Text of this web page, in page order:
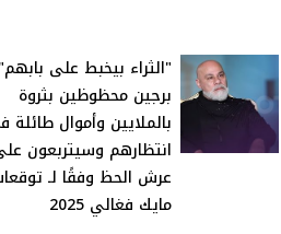
"الثراء بيخبط على
برجين محظوظين بثروة
بالملايين وأموال طائلة
انتظارهم وسيتربعون
عرش الحظ وفقًا لـ
مايك فغالي 2025